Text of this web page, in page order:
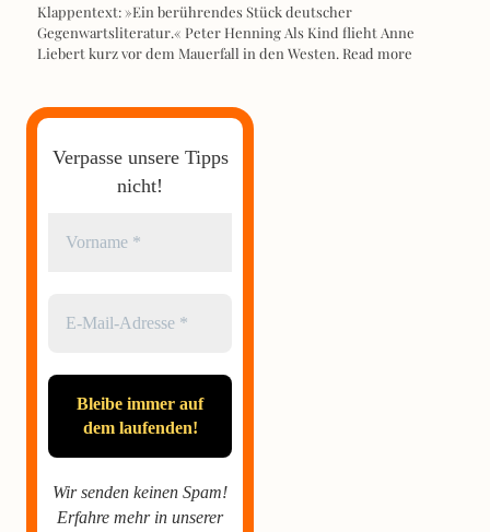
Klappentext: »Ein berührendes Stück deutscher
Gegenwartsliteratur.« Peter Henning Als Kind flieht Anne
Liebert kurz vor dem Mauerfall in den Westen. Read more
Verpasse unsere Tipps
nicht!
Wir senden keinen Spam!
Erfahre mehr in unserer